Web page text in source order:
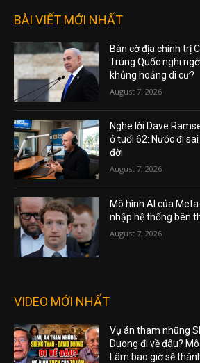
BÀI VIẾT MỚI NHẤT
Bàn cờ địa chính trị
Trung Quốc nghi
khủng hoảng di cư?
August 7, 2026
Nghe lời Dave
ở tuổi 62: Nước đi
đời
August 7, 2026
Mô hình AI của
nhập hệ thống bên
August 7, 2026
VIDEO MỚI NHẤT
Vụ án tham nhũng
Duong đi về đâu?
Lâm bao giờ sẽ